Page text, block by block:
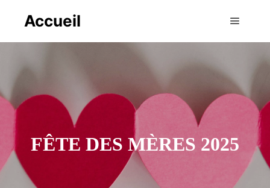
Accueil
FÊTE DES MÈRES 2025